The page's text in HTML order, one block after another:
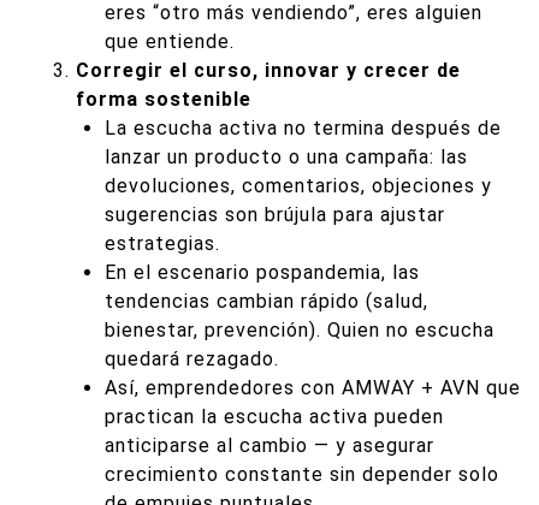
eres “otro más vendiendo”, eres alguien
que entiende.
Corregir el curso, innovar y crecer de
forma sostenible
La escucha activa no termina después de
lanzar un producto o una campaña: las
devoluciones, comentarios, objeciones y
sugerencias son brújula para ajustar
estrategias.
En el escenario pospandemia, las
tendencias cambian rápido (salud,
bienestar, prevención). Quien no escucha
quedará rezagado.
Así, emprendedores con AMWAY + AVN que
practican la escucha activa pueden
anticiparse al cambio — y asegurar
crecimiento constante sin depender solo